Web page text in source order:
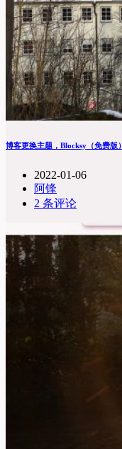
博客更换主题，Blocksy（免费版）
2022-01-06
阿锋
2 条评论